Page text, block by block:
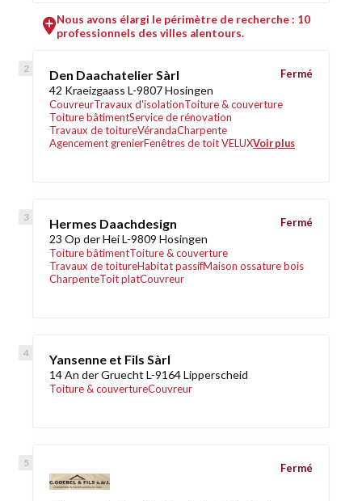
Nous avons élargi le périmètre de recherche : 10
professionnels des villes alentours.
Den Daachatelier Sàrl
42 Kraeizgaass L-9807 Hosingen
CouvreurTravaux d'isolationToiture & couverture
Toiture bâtimentService de rénovation
Travaux de toitureVérandaCharpente
Agencement grenierFenêtres de toit VELUXVoir plus
Fermé
Hermes Daachdesign
23 Op der Hei L-9809 Hosingen
Toiture bâtimentToiture & couverture
Travaux de toitureHabitat passifMaison ossature bois
CharpenteToit platCouvreur
Fermé
Yansenne et Fils Sàrl
14 An der Gruecht L-9164 Lipperscheid
Toiture & couvertureCouvreur
Fermé